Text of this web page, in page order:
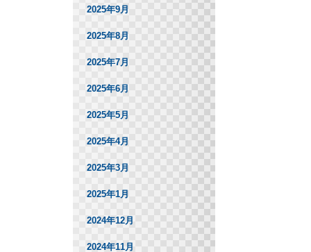
2025年9月
2025年8月
2025年7月
2025年6月
2025年5月
2025年4月
2025年3月
2025年1月
2024年12月
2024年11月